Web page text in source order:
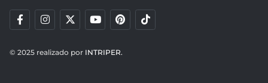
© 2025 realizado por INTRIPER.